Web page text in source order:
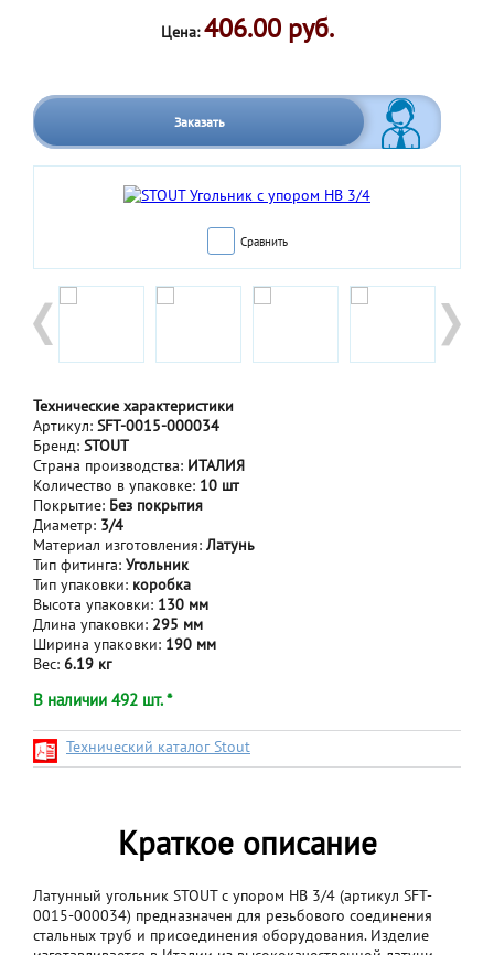
Цена:406.00 руб.
Заказать
Сравнить
Технические характеристики
Артикул: SFT-0015-000034
Бренд: STOUT
Страна производства: ИТАЛИЯ
Количество в упаковке: 10 шт
Покрытие: Без покрытия
Диаметр: 3/4
Материал изготовления: Латунь
Тип фитинга: Угольник
Тип упаковки: коробка
Высота упаковки: 130 мм
Длина упаковки: 295 мм
Ширина упаковки: 190 мм
Вес: 6.19 кг
В наличии 492 шт. *
Технический каталог Stout
Краткое описание
Латунный угольник STOUT с упором НВ 3/4 (артикул SFT-
0015-000034) предназначен для резьбового соединения
стальных труб и присоединения оборудования. Изделие